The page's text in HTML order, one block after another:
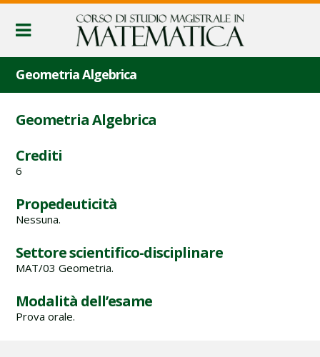
Geometria Algebrica
Geometria Algebrica
Crediti
6
Propedeuticità
Nessuna.
Settore scientifico-disciplinare
MAT/03 Geometria.
Modalità dell’esame
Prova orale.